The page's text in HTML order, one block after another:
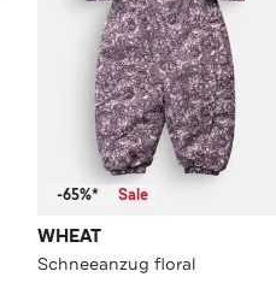
-65%* Sale
WHEAT
Schneeanzug floral